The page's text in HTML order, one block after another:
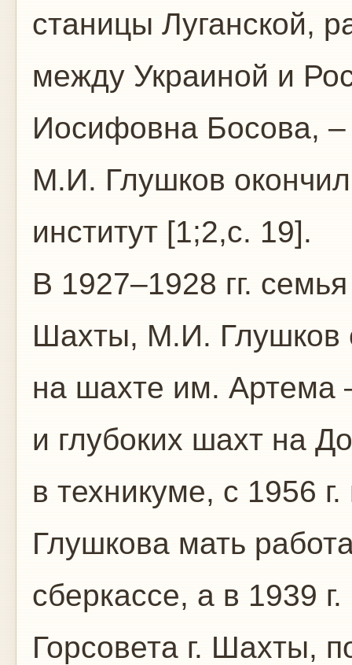
станицы Луганской,
между Украиной и
Иосифовна Босова,
М.И. Глушков
институт [1;2,с. 19].
В 1927–1928 гг.
Шахты, М.И. Глушков
на шахте им. Артема
и глубоких шахт на
в техникуме, с 1956
Глушкова мать
сберкассе, а в 1939
Горсовета г. Шахты,